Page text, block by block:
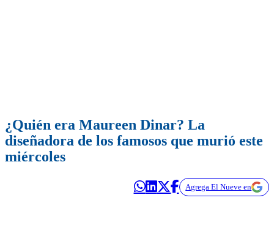
¿Quién era Maureen Dinar? La
diseñadora de los famosos que murió este
miércoles
Agrega El Nueve en